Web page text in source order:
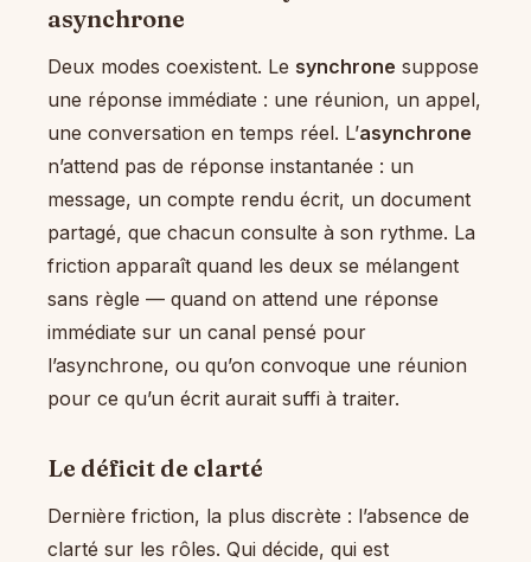
asynchrone
Deux modes coexistent. Le synchrone suppose
une réponse immédiate : une réunion, un appel,
une conversation en temps réel. L’asynchrone
n’attend pas de réponse instantanée : un
message, un compte rendu écrit, un document
partagé, que chacun consulte à son rythme. La
friction apparaît quand les deux se mélangent
sans règle — quand on attend une réponse
immédiate sur un canal pensé pour
l’asynchrone, ou qu’on convoque une réunion
pour ce qu’un écrit aurait suffi à traiter.
Le déficit de clarté
Dernière friction, la plus discrète : l’absence de
clarté sur les rôles. Qui décide, qui est